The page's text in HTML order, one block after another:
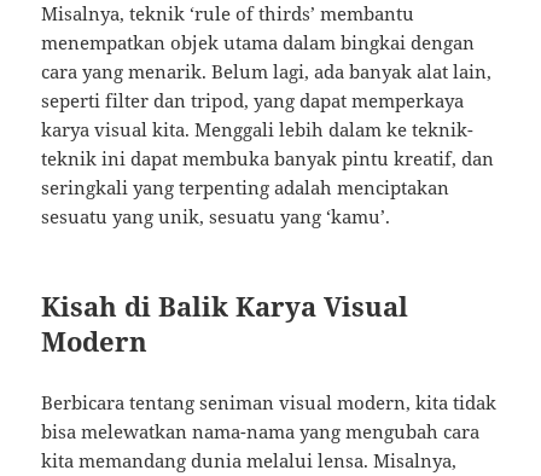
Misalnya, teknik ‘rule of thirds’ membantu
menempatkan objek utama dalam bingkai dengan
cara yang menarik. Belum lagi, ada banyak alat lain,
seperti filter dan tripod, yang dapat memperkaya
karya visual kita. Menggali lebih dalam ke teknik-
teknik ini dapat membuka banyak pintu kreatif, dan
seringkali yang terpenting adalah menciptakan
sesuatu yang unik, sesuatu yang ‘kamu’.
Kisah di Balik Karya Visual
Modern
Berbicara tentang seniman visual modern, kita tidak
bisa melewatkan nama-nama yang mengubah cara
kita memandang dunia melalui lensa. Misalnya,